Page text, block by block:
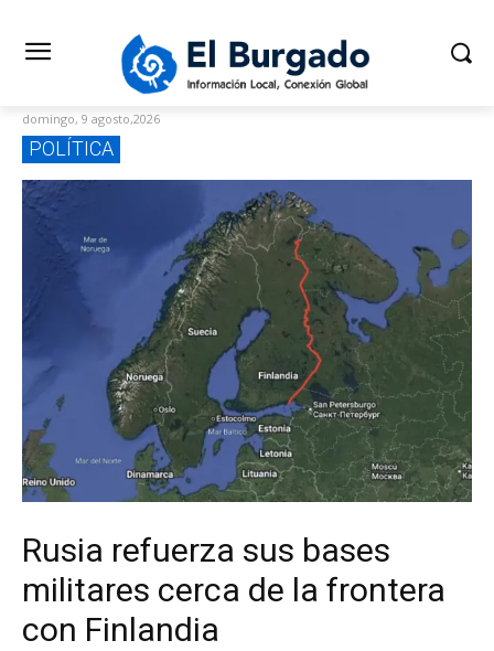
domingo, 9 agosto,2026
POLÍTICA
Rusia refuerza sus bases
militares cerca de la frontera
con Finlandia